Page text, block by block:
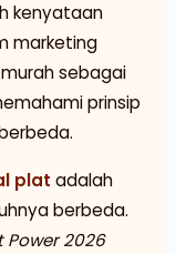
kenyataan
marketing
sebagai
prinsip
plat adalah
berbeda.
Power 2026